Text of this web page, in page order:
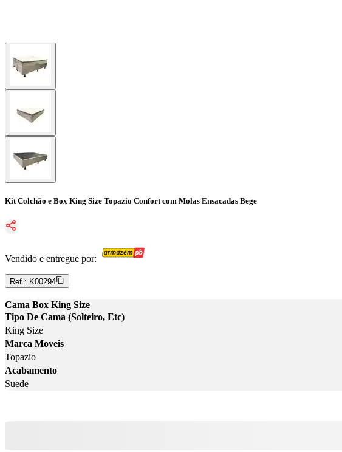
Kit Colchão e Box King Size Topazio Confort com Molas Ensacadas Bege
Vendido e entregue por:
Ref.: K00294
Cama Box King Size
Tipo De Cama (Solteiro, Etc)
King Size
Marca Moveis
Topazio
Acabamento
Suede